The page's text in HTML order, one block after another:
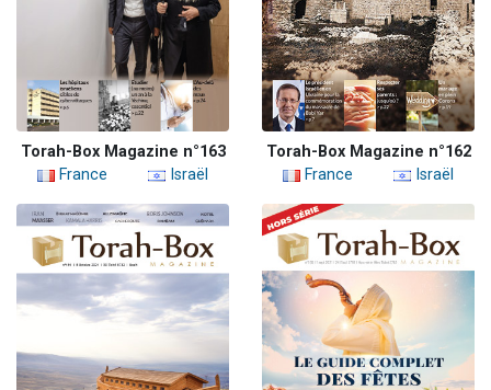
Torah-Box Magazine n°163
France
Israël
Torah-Box Magazine n°162
France
Israël